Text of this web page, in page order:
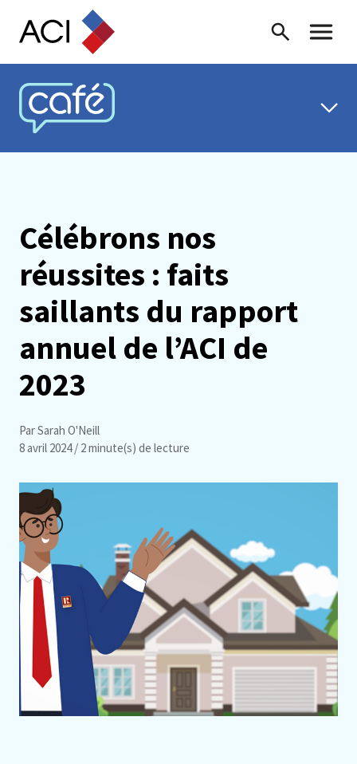
Skip to content
Recherche
Menu
CAFÉ ACI
Célébrons nos
réussites : faits
saillants du rapport
annuel de l’ACI de
2023
Par Sarah O'Neill
8 avril 2024/ 2 minute(s) de lecture